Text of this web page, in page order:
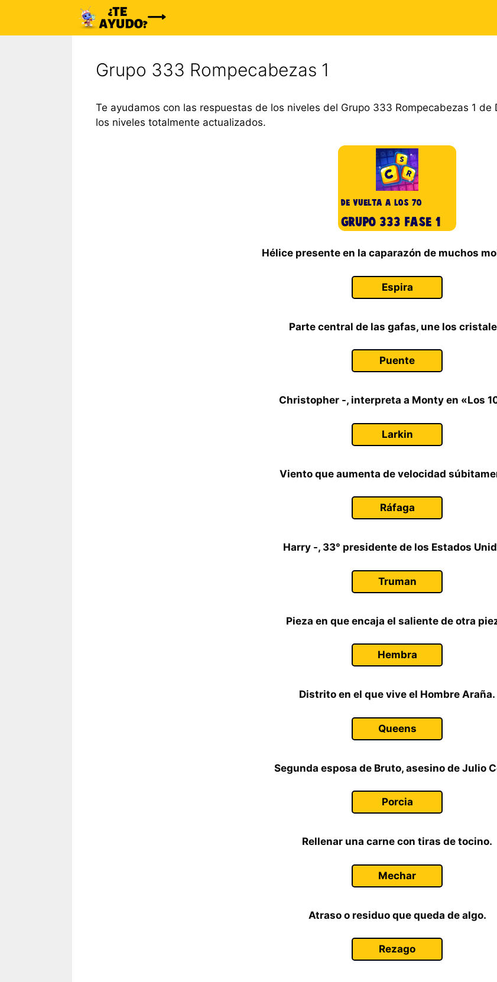
contenido
Grupo 333 Rompecabezas 1
Te ayudamos con las respuestas de los niveles del Grupo 333 Rompecabezas 1
los niveles totalmente actualizados.
Hélice presente en la caparazón de muchos
Espira
Parte central de las gafas, une los
Puente
Christopher -, interpreta a Monty en «Los
Larkin
Viento que aumenta de velocidad
Ráfaga
Harry -, 33° presidente de los Estados
Truman
Pieza en que encaja el saliente de otra
Hembra
Distrito en el que vive el Hombre Araña.
Queens
Segunda esposa de Bruto, asesino de Julio
Porcia
Rellenar una carne con tiras de tocino.
Mechar
Atraso o residuo que queda de algo.
Rezago